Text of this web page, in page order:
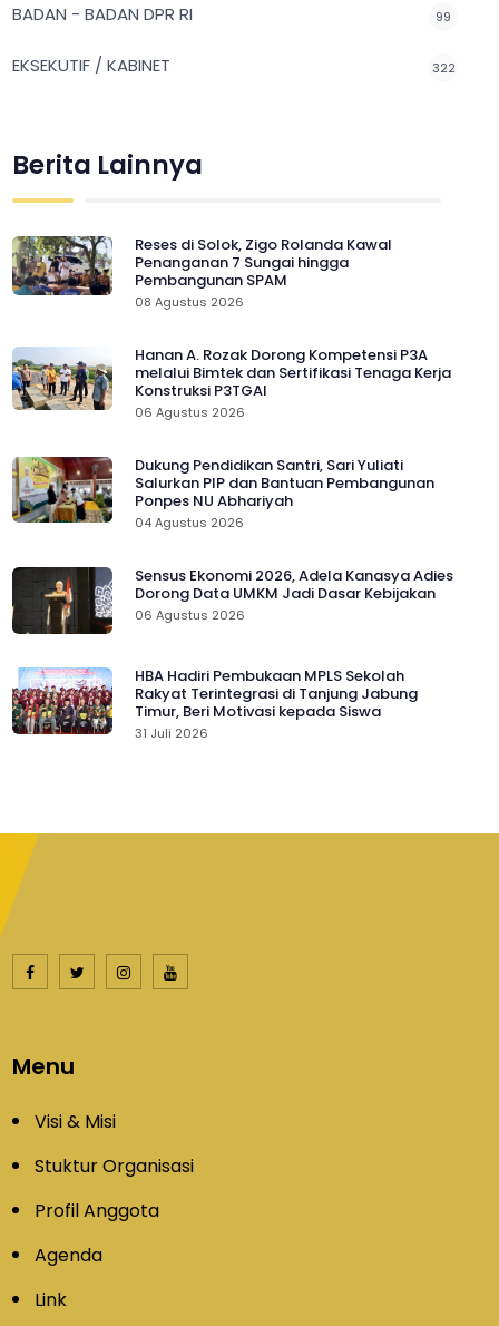
BADAN - BADAN DPR RI 99
EKSEKUTIF / KABINET 322
Berita Lainnya
Reses di Solok, Zigo Rolanda Kawal
Penanganan 7 Sungai hingga
Pembangunan SPAM
08 Agustus 2026
Hanan A. Rozak Dorong Kompetensi P3A
melalui Bimtek dan Sertifikasi Tenaga Kerja
Konstruksi P3TGAI
06 Agustus 2026
Dukung Pendidikan Santri, Sari Yuliati
Salurkan PIP dan Bantuan Pembangunan
Ponpes NU Abhariyah
04 Agustus 2026
Sensus Ekonomi 2026, Adela Kanasya Adies
Dorong Data UMKM Jadi Dasar Kebijakan
06 Agustus 2026
HBA Hadiri Pembukaan MPLS Sekolah
Rakyat Terintegrasi di Tanjung Jabung
Timur, Beri Motivasi kepada Siswa
31 Juli 2026
Menu
Visi & Misi
Stuktur Organisasi
Profil Anggota
Agenda
Link